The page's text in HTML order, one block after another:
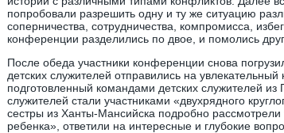
попробовали разрешить одну и ту же ситуацию
соперничества, сотрудничества, компромисса,
конференции разделились по двое, и помолись друг
После обеда участники конференции снова
детских служителей отправились на
подготовленный командами детских служителей
служителей стали участниками «двухрядного
сестры из Ханты-Мансийска подробно
ребенка», ответили на интересные и глубокие